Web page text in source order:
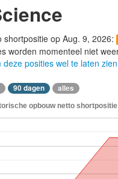
shortpositie op Aug. 9, 2026:
worden momenteel niet
deze posities wel te laten zien
90 dagen alles
opbouw netto